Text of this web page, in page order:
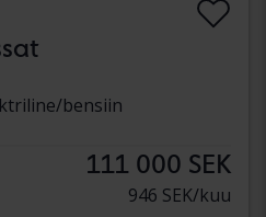
bensiin
111 000 SEK
946 SEK/kuu